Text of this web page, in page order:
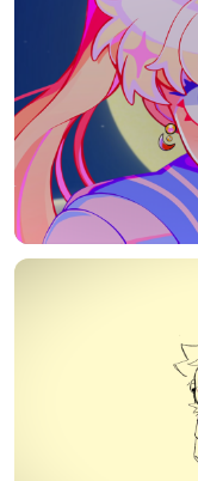
分享
实时弹幕